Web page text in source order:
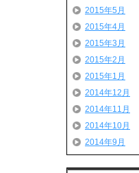
2015年5月
2015年4月
2015年3月
2015年2月
2015年1月
2014年12月
2014年11月
2014年10月
2014年9月